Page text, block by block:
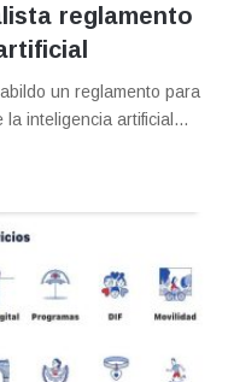
reglamento
un reglamento para
la inteligencia artificial…